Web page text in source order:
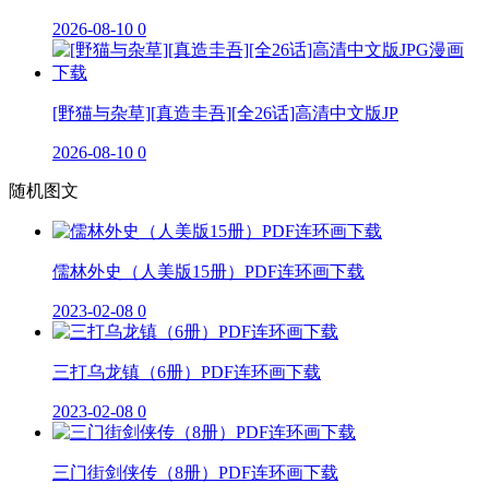
2026-08-10 0
[野猫与杂草][真造圭吾][全26话]高清中文版JP
2026-08-10 0
随机图文
儒林外史（人美版15册）PDF连环画下载
2023-02-08 0
三打乌龙镇（6册）PDF连环画下载
2023-02-08 0
三门街剑侠传（8册）PDF连环画下载